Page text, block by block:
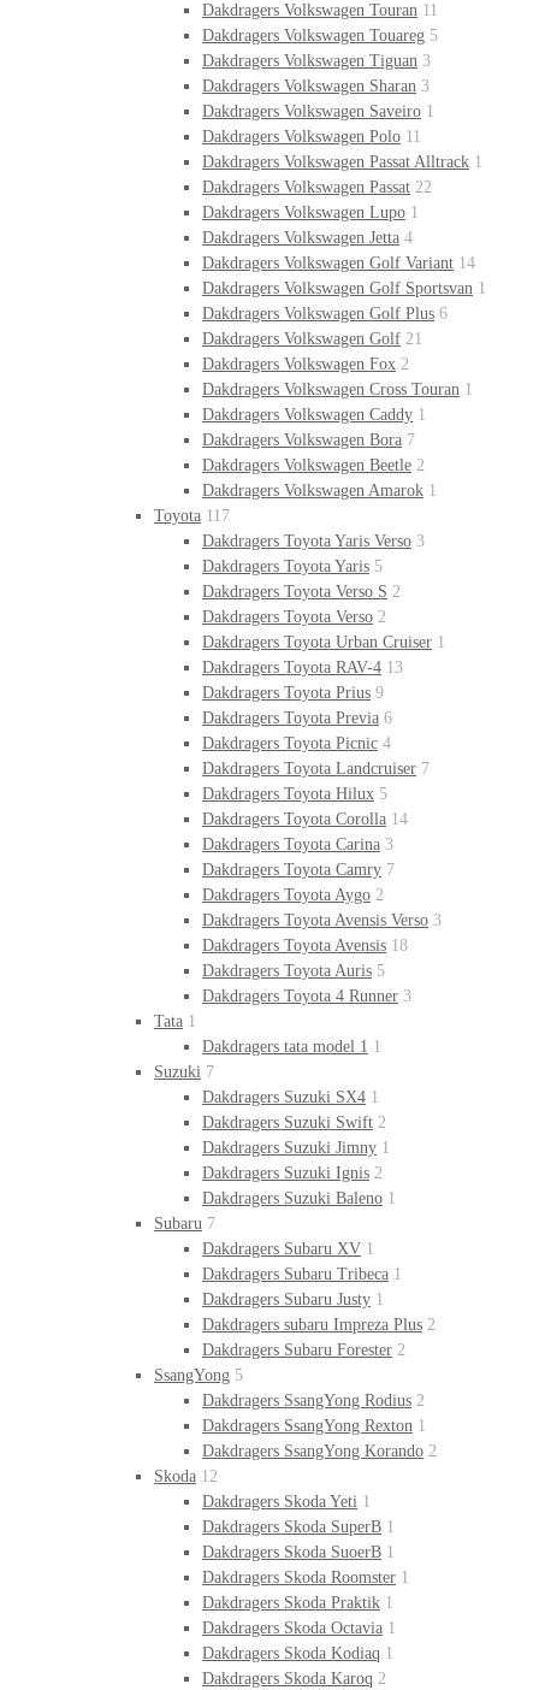
Dakdragers Volkswagen Touran 11
Dakdragers Volkswagen Touareg 5
Dakdragers Volkswagen Tiguan 3
Dakdragers Volkswagen Sharan 3
Dakdragers Volkswagen Saveiro 1
Dakdragers Volkswagen Polo 11
Dakdragers Volkswagen Passat Alltrack 1
Dakdragers Volkswagen Passat 22
Dakdragers Volkswagen Lupo 1
Dakdragers Volkswagen Jetta 4
Dakdragers Volkswagen Golf Variant 14
Dakdragers Volkswagen Golf Sportsvan 1
Dakdragers Volkswagen Golf Plus 6
Dakdragers Volkswagen Golf 21
Dakdragers Volkswagen Fox 2
Dakdragers Volkswagen Cross Touran 1
Dakdragers Volkswagen Caddy 1
Dakdragers Volkswagen Bora 7
Dakdragers Volkswagen Beetle 2
Dakdragers Volkswagen Amarok 1
Toyota 117
Dakdragers Toyota Yaris Verso 3
Dakdragers Toyota Yaris 5
Dakdragers Toyota Verso S 2
Dakdragers Toyota Verso 2
Dakdragers Toyota Urban Cruiser 1
Dakdragers Toyota RAV-4 13
Dakdragers Toyota Prius 9
Dakdragers Toyota Previa 6
Dakdragers Toyota Picnic 4
Dakdragers Toyota Landcruiser 7
Dakdragers Toyota Hilux 5
Dakdragers Toyota Corolla 14
Dakdragers Toyota Carina 3
Dakdragers Toyota Camry 7
Dakdragers Toyota Aygo 2
Dakdragers Toyota Avensis Verso 3
Dakdragers Toyota Avensis 18
Dakdragers Toyota Auris 5
Dakdragers Toyota 4 Runner 3
Tata 1
Dakdragers tata model 1 1
Suzuki 7
Dakdragers Suzuki SX4 1
Dakdragers Suzuki Swift 2
Dakdragers Suzuki Jimny 1
Dakdragers Suzuki Ignis 2
Dakdragers Suzuki Baleno 1
Subaru 7
Dakdragers Subaru XV 1
Dakdragers Subaru Tribeca 1
Dakdragers Subaru Justy 1
Dakdragers subaru Impreza Plus 2
Dakdragers Subaru Forester 2
SsangYong 5
Dakdragers SsangYong Rodius 2
Dakdragers SsangYong Rexton 1
Dakdragers SsangYong Korando 2
Skoda 12
Dakdragers Skoda Yeti 1
Dakdragers Skoda SuperB 1
Dakdragers Skoda SuoerB 1
Dakdragers Skoda Roomster 1
Dakdragers Skoda Praktik 1
Dakdragers Skoda Octavia 1
Dakdragers Skoda Kodiaq 1
Dakdragers Skoda Karoq 2